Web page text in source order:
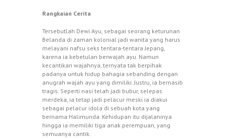
Rangkaian Cerita
Tersebutlah Dewi Ayu, sebagai seorang keturunan
Belanda di zaman kolonial jadi wanita yang harus
melayani nafsu seks tentara-tentara Jepang,
karena ia kebetulan berwajah ayu. Namun
kecantikan wajahnya, ternyata tak berpihak
padanya untuk hidup bahagia sebanding dengan
anugrah wajah ayu yang dimiliki. Justru, ia bernasib
tragis. Seperti nasi telah jadi bubur, selepas
merdeka, ia tetap jadi pelacur meski ia diakui
sebagai pelacur idola di sebuah kota yang
bernama Halimunda. Kehidupan itu dijalaninya
hingga ia memiliki tiga anak perempuan, yang
semuanya cantik.